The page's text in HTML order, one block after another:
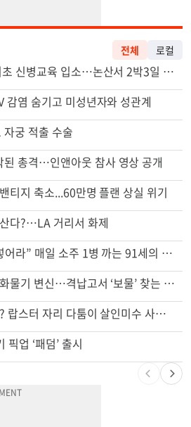
전체 로컬
천하람, 현역 의원 최초 신병교육 입소…논산서 2박3일 생활
감염 숨기고 미성년자와 성관계
궁 적출 수술
된 총격…인앤아웃 참사 영상 공개
티지 축소...60만명 플랜 상실 위기
다?…LA 거리서 화제
“술에 이것 한방울 넣어라” 매일 소주 1병 까는 91세의 철칙
74m짜리 보잉777, 화물기 변신…격납고서 ‘보물’ 찾는 인천공항
잠수 중 공기 끊었다? 랍스터 자리 다툼이 살인미수 사건으로
업 ‘패덤’ 출시